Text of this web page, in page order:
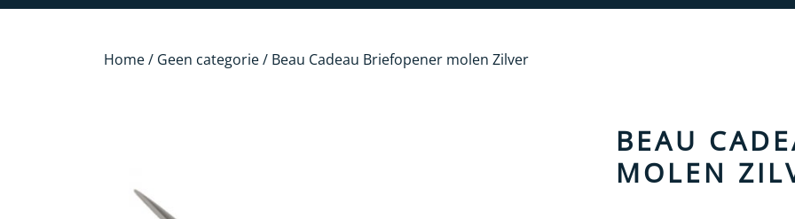
Home/ Geen categorie/ Beau Cadeau Briefopener molen Zilver
BEAU
MOLEN